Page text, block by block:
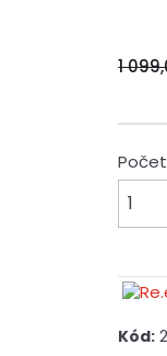
1
Počet
Kód: